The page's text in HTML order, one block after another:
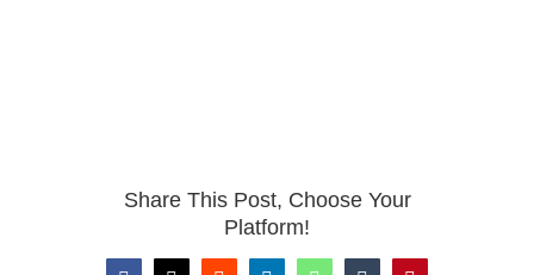
Share This Post, Choose Your
Platform!